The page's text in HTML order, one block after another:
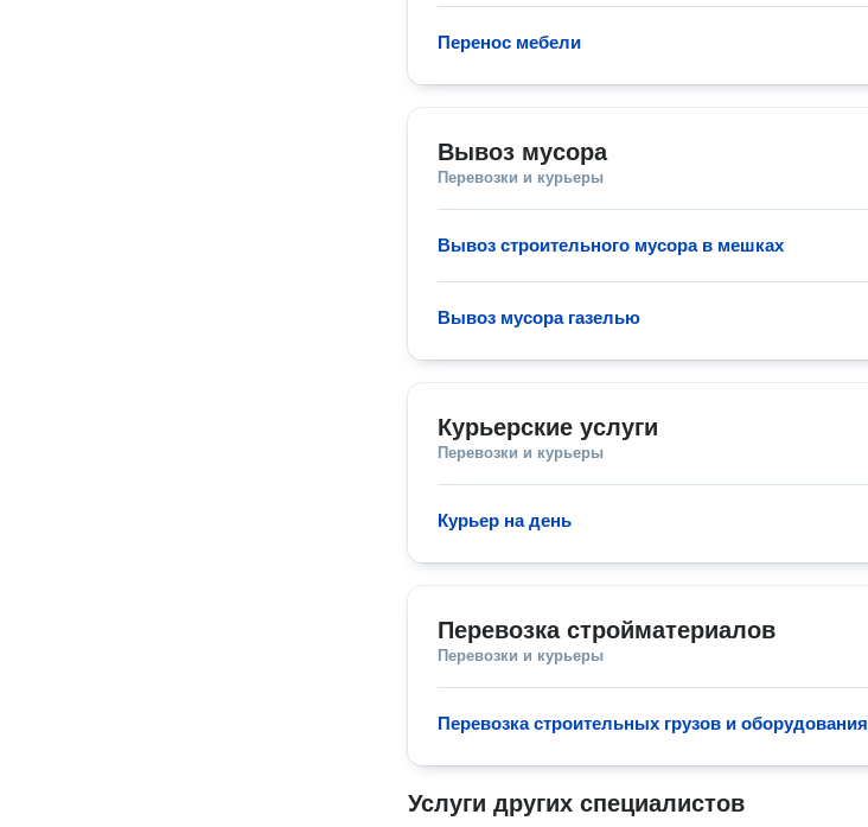
Перенос мебели
Вывоз мусора
Перевозки и курьеры
Вывоз строительного мусора в мешках
Вывоз мусора газелью
Курьерские услуги
Перевозки и курьеры
Курьер на день
Перевозка стройматериалов
Перевозки и курьеры
Перевозка строительных грузов и оборудования
Услуги других специалистов